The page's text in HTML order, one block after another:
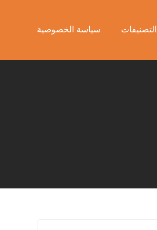
التصنيفات سياسة الخصوصية